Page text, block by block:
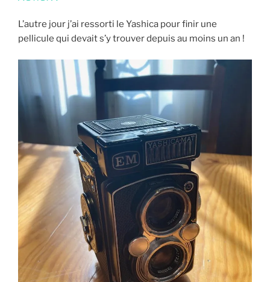
L’autre jour j’ai ressorti le Yashica pour finir une
pellicule qui devait s’y trouver depuis au moins un an !